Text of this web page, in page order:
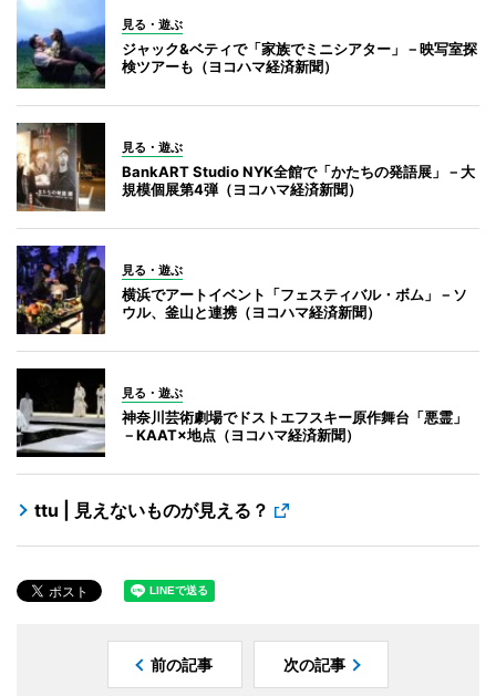
見る・遊ぶ
ジャック&ベティで「家族でミニシアター」－映写室探
検ツアーも（ヨコハマ経済新聞）
見る・遊ぶ
BankART Studio NYK全館で「かたちの発語展」－大
規模個展第4弾（ヨコハマ経済新聞）
見る・遊ぶ
横浜でアートイベント「フェスティバル・ボム」－ソ
ウル、釜山と連携（ヨコハマ経済新聞）
見る・遊ぶ
神奈川芸術劇場でドストエフスキー原作舞台「悪霊」
－KAAT×地点（ヨコハマ経済新聞）
ttu | 見えないものが見える？
前の記事 次の記事